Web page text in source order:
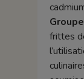
frittes